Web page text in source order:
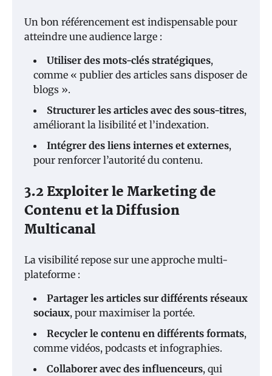
Un bon référencement est indispensable pour
atteindre une audience large :
Utiliser des mots-clés stratégiques,
comme « publier des articles sans disposer de
blogs ».
Structurer les articles avec des sous-titres,
améliorant la lisibilité et l’indexation.
Intégrer des liens internes et externes,
pour renforcer l’autorité du contenu.
3.2 Exploiter le Marketing de
Contenu et la Diffusion
Multicanal
La visibilité repose sur une approche multi-
plateforme :
Partager les articles sur différents réseaux
sociaux, pour maximiser la portée.
Recycler le contenu en différents formats,
comme vidéos, podcasts et infographies.
Collaborer avec des influenceurs, qui